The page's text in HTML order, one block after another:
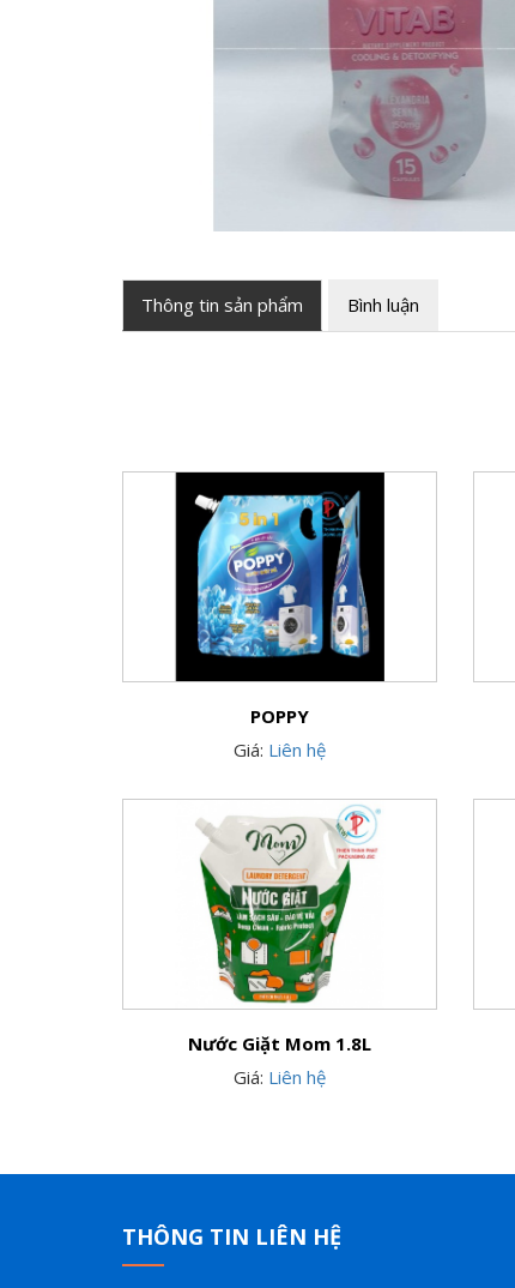
Thông tin sản phẩm Bình luận
POPPY
Giá: Liên hệ
Nước Giặt Mom 1.8L
Giá: Liên hệ
THÔNG TIN LIÊN HỆ